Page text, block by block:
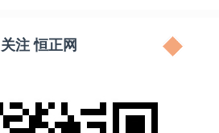
关注 恒正网